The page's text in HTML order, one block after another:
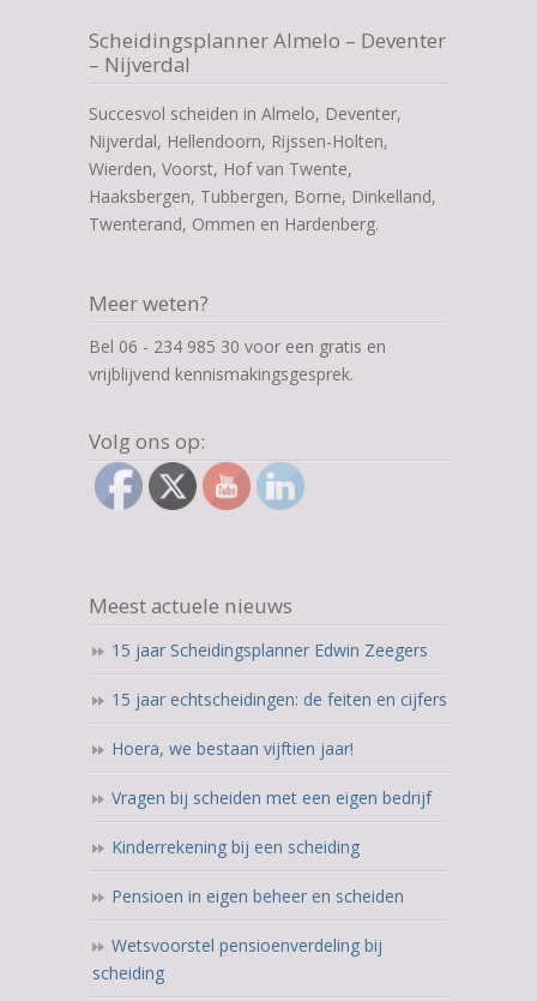
Scheidingsplanner Almelo – Deventer
– Nijverdal
Succesvol scheiden in Almelo, Deventer,
Nijverdal, Hellendoorn, Rijssen-Holten,
Wierden, Voorst, Hof van Twente,
Haaksbergen, Tubbergen, Borne, Dinkelland,
Twenterand, Ommen en Hardenberg.
Meer weten?
Bel 06 - 234 985 30 voor een gratis en
vrijblijvend kennismakingsgesprek.
Volg ons op:
Meest actuele nieuws
15 jaar Scheidingsplanner Edwin Zeegers
15 jaar echtscheidingen: de feiten en cijfers
Hoera, we bestaan vijftien jaar!
Vragen bij scheiden met een eigen bedrijf
Kinderrekening bij een scheiding
Pensioen in eigen beheer en scheiden
Wetsvoorstel pensioenverdeling bij
scheiding